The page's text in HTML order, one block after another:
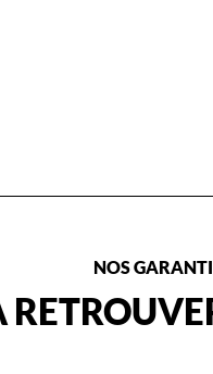
NOS